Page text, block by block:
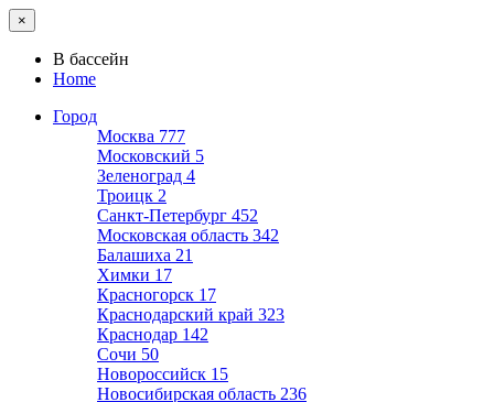
×
В бассейн
Home
Город
Москва 777
Московский 5
Зеленоград 4
Троицк 2
Санкт-Петербург 452
Московская область 342
Балашиха 21
Химки 17
Красногорск 17
Краснодарский край 323
Краснодар 142
Сочи 50
Новороссийск 15
Новосибирская область 236